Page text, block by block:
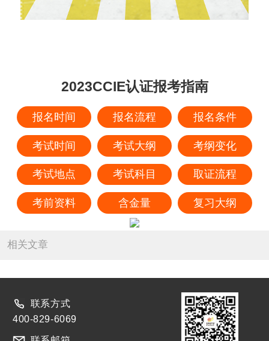
2023CCIE认证报考指南
报名时间 报名流程 报名条件
考试时间 考试大纲 考纲变化
考试地点 考试科目 取证流程
考前资料 含金量 复习大纲
相关文章
联系方式
400-829-6069